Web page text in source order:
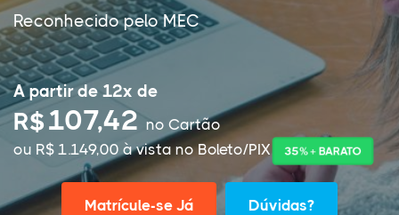
Reconhecido pelo MEC
A partir de 12x de
R$107,42 no Cartão
ou R$ 1.149,00 à vista no Boleto/PIX
35% + BARATO
Matrícule-se Já Dúvidas?